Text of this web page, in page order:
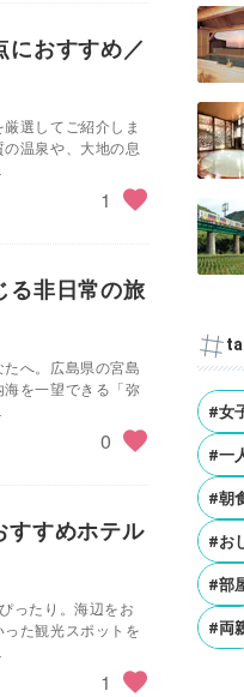
におすすめ／
選してご紹介しま
温泉や、大地の息
1
る非日常の旅
へ。広島県の宮島
を一望できる「弥
0
すすめホテル
ったり。海辺をお
た観光スポットを
1
#女
#一
#朝
#お
#部
#両